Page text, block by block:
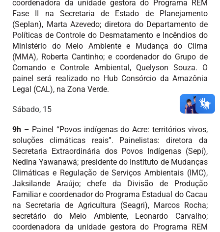
coordenadora da unidade gestora do Programa REM
Fase II na Secretaria de Estado de Planejamento
(Seplan), Marta Azevedo; diretora do Departamento de
Políticas de Controle do Desmatamento e Incêndios do
Ministério do Meio Ambiente e Mudança do Clima
(MMA), Roberta Cantinho; e coordenador do Grupo de
Comando e Controle Ambiental, Quelyson Souza. O
painel será realizado no Hub Consórcio da Amazônia
Legal (CAL), na Zona Verde.
Sábado, 15
9h –Painel “Povos indígenas do Acre: territórios vivos,
soluções climáticas reais”. Painelistas: diretora da
Secretaria Extraordinária dos Povos Indígenas (Sepi),
Nedina Yawanawá; presidente do Instituto de Mudanças
Climáticas e Regulação de Serviços Ambientais (IMC),
Jaksilande Araújo; chefe da Divisão de Produção
Familiar e coordenador do Programa Estadual do Cacau
na Secretaria de Agricultura (Seagri), Marcos Rocha;
secretário do Meio Ambiente, Leonardo Carvalho;
coordenadora da unidade gestora do Programa REM